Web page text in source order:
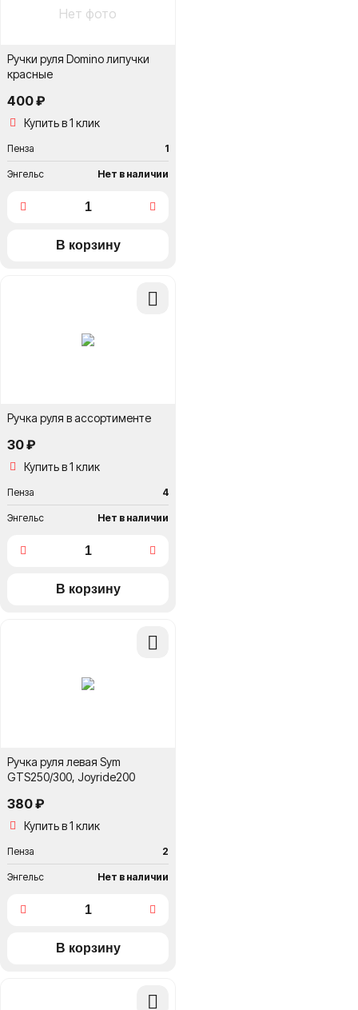
Нет фото
Ручки руля Domino липучки
красные
400 ₽
Купить в 1 клик
Пенза 1
Энгельс Нет в наличии
Добавить
Ручка руля в ассортименте
30 ₽
Купить в 1 клик
Пенза 4
Энгельс Нет в наличии
Добавить
Ручка руля левая Sym
GTS250/300, Joyride200
380 ₽
Купить в 1 клик
Пенза 2
Энгельс Нет в наличии
Добавить